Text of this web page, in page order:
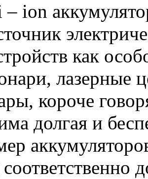
– ion
как
лазерные
короче
долгая и